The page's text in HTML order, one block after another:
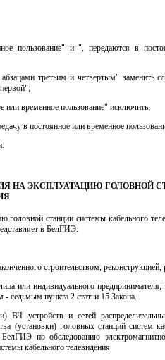
пользование" и ", передаются в
третьим и четвертым" заменить
или временное пользование" исключить;
в постоянное или временное
НА ЭКСПЛУАТАЦИЮ ГОЛОВНОЙ
головной станции системы кабельного
в БелГИЭ:
строительством, реконструкцией,
или индивидуального предпринимателя,
седьмым пункта 2 статьи 15 Закона.
устройств и сетей
(установки) головных станций систем
БелГИЭ по обследованию
кабельного телевидения.